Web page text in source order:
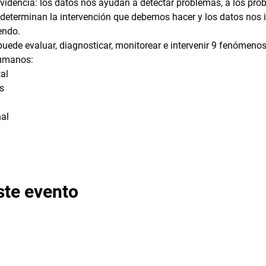
los datos nos ayudan a detectar problemas, a los
la intervención que debemos hacer y los datos
evaluar, diagnosticar, monitorear e intervenir 9
evento